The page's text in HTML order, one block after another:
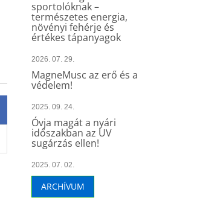
sportolóknak –
természetes energia,
növényi fehérje és
értékes tápanyagok
2026. 07. 29.
MagneMusc az erő és a
védelem!
2025. 09. 24.
Óvja magát a nyári
időszakban az UV
sugárzás ellen!
2025. 07. 02.
ARCHÍVUM